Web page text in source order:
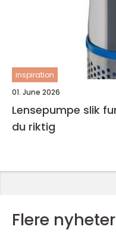
inspiration
01. June 2026
Lensepumpe slik fungerer den og slik velger
du riktig
Flere nyheter